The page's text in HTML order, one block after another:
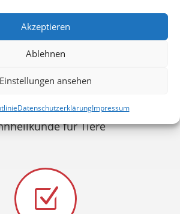
Akzeptieren
Ablehnen
Einstellungen ansehen
DatenschutzerklärungImpressum
für Tiere
Z